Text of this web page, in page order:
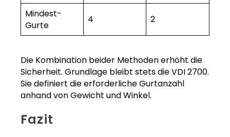
Mindest-
Gurte
4 2
Die Kombination beider Methoden erhöht die
Sicherheit. Grundlage bleibt stets die VDI 2700.
Sie definiert die erforderliche Gurtanzahl
anhand von Gewicht und Winkel.
Fazit